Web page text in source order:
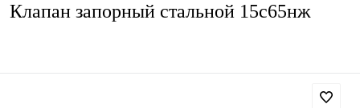
Клапан запорный стальной 15с65нж